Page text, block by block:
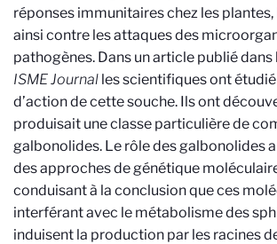
réponses immunitaires chez les
ainsi contre les attaques des
pathogènes. Dans un article publié dans
ISME Journal les scientifiques ont
d’action de cette souche. Ils ont
produisait une classe particulière de
galbonolides. Le rôle des galbonolides
des approches de génétique
conduisant à la conclusion que ces
interférant avec le métabolisme des
induisent la production par les racines